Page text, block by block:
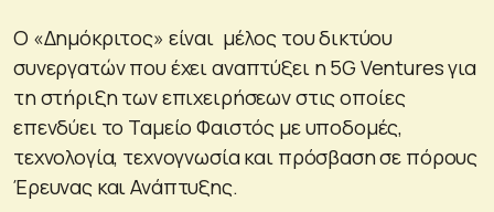
O «Δημόκριτος» είναι μέλος του δικτύου
συνεργατών που έχει αναπτύξει η 5G Ventures για
τη στήριξη των επιχειρήσεων στις οποίες
επενδύει το Ταμείο Φαιστός με υποδομές,
τεχνολογία, τεχνογνωσία και πρόσβαση σε πόρους
Έρευνας και Ανάπτυξης.